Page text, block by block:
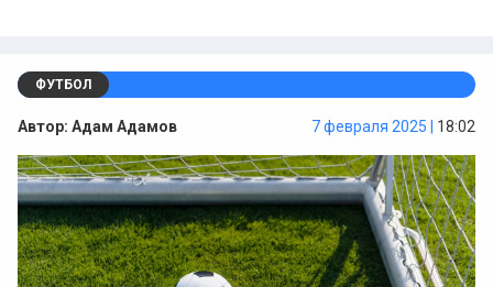
ФУТБОЛ
Автор: Адам Адамов 7 февраля 2025 | 18:02